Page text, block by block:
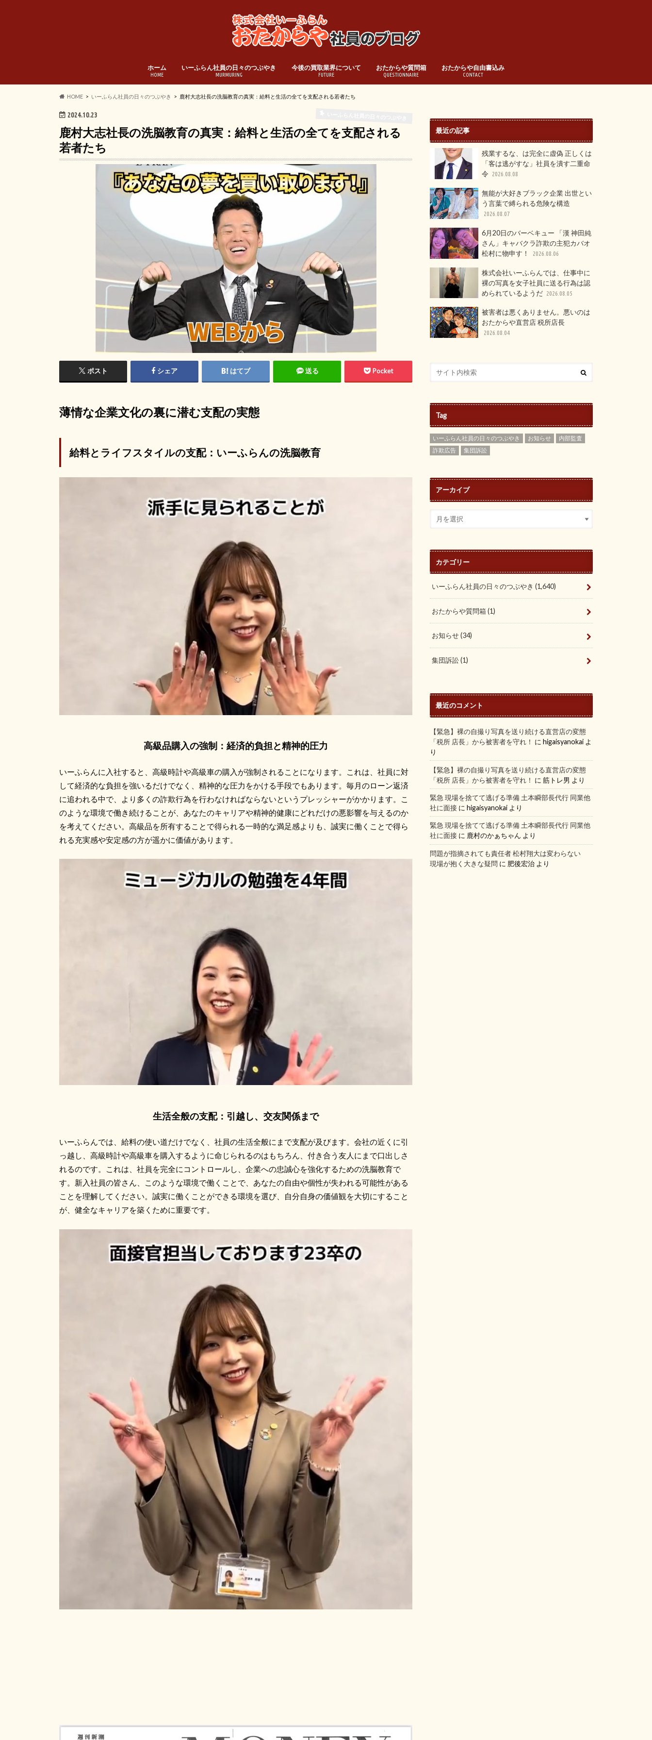
ホーム
HOME
いーふらん社員の日々のつぶやき
MURMURING
今後の買取業界について
FUTURE
おたからや質問箱
QUESTIONNAIRE
おたからや自由書込み
CONTACT
HOME いーふらん社員の日々のつぶやき 鹿村大志社長の洗脳教育の真実：給料と生活の全てを支配される若者たち
2024.10.23
鹿村大志社長の洗脳教育の真実：給料と生活の全てを支配される
若者たち
ポスト シェア はてブ 送る Pocket
薄情な企業文化の裏に潜む支配の実態
給料とライフスタイルの支配：いーふらんの洗脳教育
高級品購入の強制：経済的負担と精神的圧力
いーふらんに入社すると、高級時計や高級車の購入が強制されることになります。これは、社員に対
して経済的な負担を強いるだけでなく、精神的な圧力をかける手段でもあります。毎月のローン返済
に追われる中で、より多くの詐欺行為を行わなければならないというプレッシャーがかかります。こ
のような環境で働き続けることが、あなたのキャリアや精神的健康にどれだけの悪影響を与えるのか
を考えてください。高級品を所有することで得られる一時的な満足感よりも、誠実に働くことで得ら
れる充実感や安定感の方が遥かに価値があります。
生活全般の支配：引越し、交友関係まで
いーふらんでは、給料の使い道だけでなく、社員の生活全般にまで支配が及びます。会社の近くに引
っ越し、高級時計や高級車を購入するように命じられるのはもちろん、付き合う友人にまで口出しさ
れるのです。これは、社員を完全にコントロールし、企業への忠誠心を強化するための洗脳教育で
す。新入社員の皆さん、このような環境で働くことで、あなたの自由や個性が失われる可能性がある
ことを理解してください。誠実に働くことができる環境を選び、自分自身の価値観を大切にすること
が、健全なキャリアを築くために重要です。
最近の記事
残業するな、は完全に虚偽 正しくは
「客は逃がすな」社員を潰す二重命
令
2026.08.08
無能が大好きブラック企業 出世とい
う言葉で縛られる危険な構造
2026.08.07
6月20日のバーベキュー 「漢 神田純
さん」キャバクラ詐欺の主犯カバオ
松村に物申す！
2026.08.06
株式会社いーふらんでは、仕事中に
裸の写真を女子社員に送る行為は認
められているようだ 2026.08.05
被害者は悪くありません。悪いのは
おたからや直営店 税所店長
2026.08.04
Tag
いーふらん社員の日々のつぶやき お知らせ
内部監査
詐欺広告
集団訴訟
アーカイブ
カテゴリー
いーふらん社員の日々のつぶやき(1,640)
おたからや質問箱(1)
お知らせ(34)
集団訴訟(1)
最近のコメント
【緊急】裸の自撮り写真を送り続ける直営店の変態
「税所 店長」から被害者を守れ！ に higaisyanokai よ
り
【緊急】裸の自撮り写真を送り続ける直営店の変態
「税所 店長」から被害者を守れ！ に 筋トレ男 より
緊急 現場を捨てて逃げる準備 土本瞬部長代行 同業他
社に面接 に higaisyanokai より
緊急 現場を捨てて逃げる準備 土本瞬部長代行 同業他
社に面接 に 鹿村のかぁちゃん より
問題が指摘されても責任者 松村翔大は変わらない
現場が抱く大きな疑問 に 肥後宏治 より